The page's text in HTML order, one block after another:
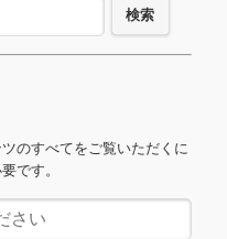
検索
のすべてをご覧いただくに
です。